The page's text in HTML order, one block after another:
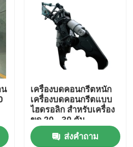
เครื่องบดคอนกรีตหนัก
เครื่องบดคอนกรีตแบบ
ไฮดรอลิก สําหรับเครื่อง
ขุด 20 - 30 ตัน
ส่งคำถาม